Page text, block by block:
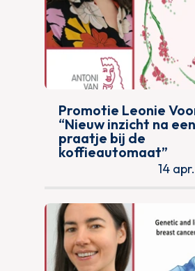
Promotie Leonie
“Nieuw inzicht na
praatje bij de
koffieautomaat”
14